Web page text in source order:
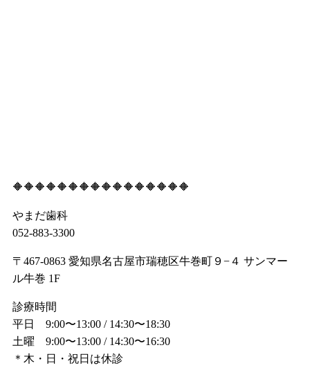
🔶🔶🔶🔶🔶🔶🔶🔶🔶🔶🔶🔶🔶🔶🔶🔶
やまだ歯科
052-883-3300
〒467-0863 愛知県名古屋市瑞穂区牛巻町９−４ サンマー
ル牛巻 1F
診療時間
平日 9:00〜13:00 / 14:30〜18:30
土曜 9:00〜13:00 / 14:30〜16:30
＊木・日・祝日は休診